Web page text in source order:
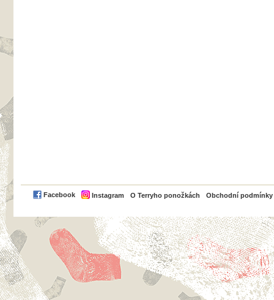
Facebook Instagram O Terryho ponožkách Obchodní podmínky
PayPal